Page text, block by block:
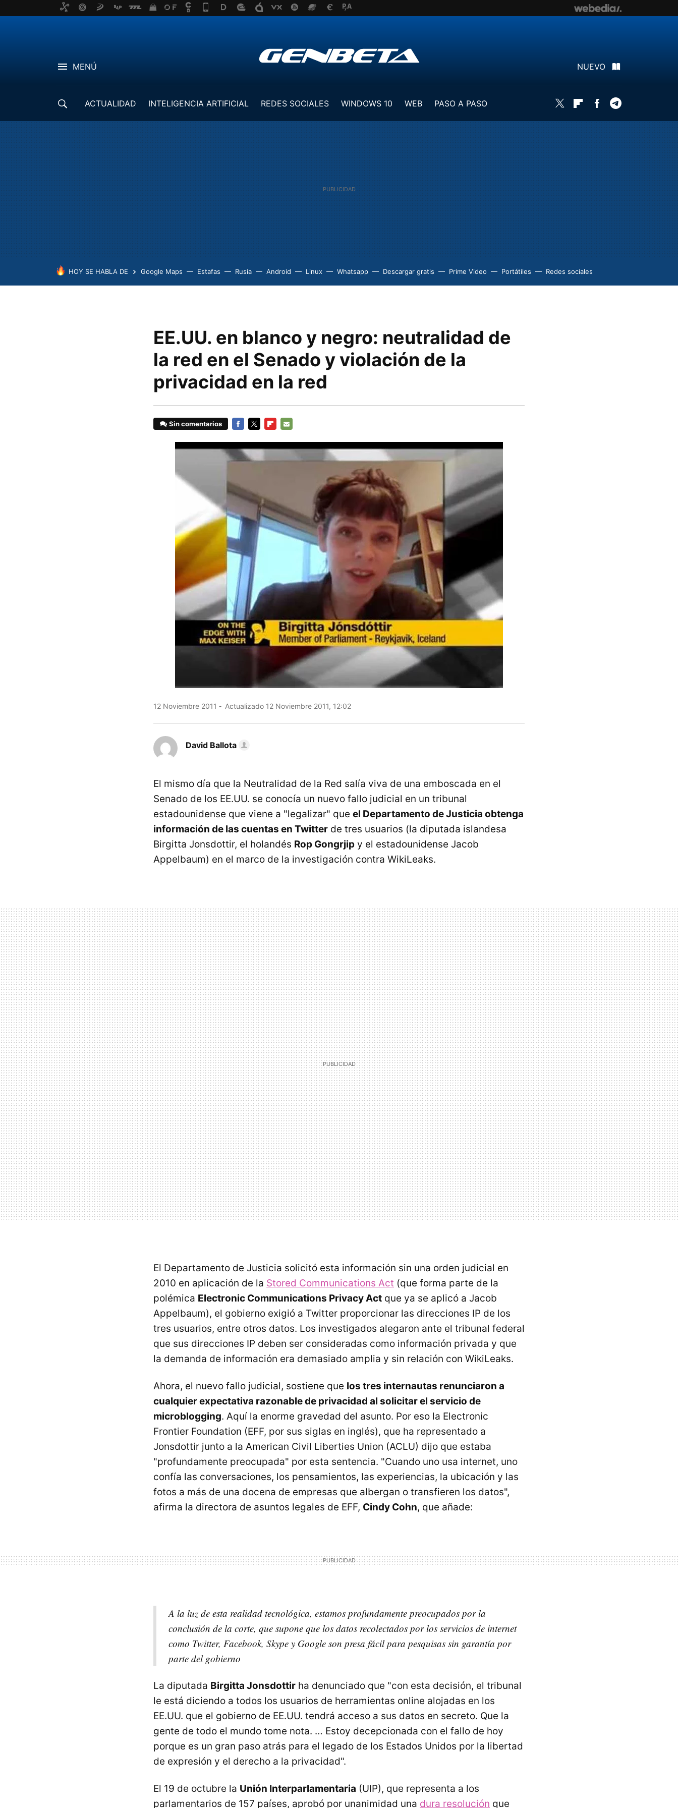
MENÚ NUEVO
ACTUALIDAD INTELIGENCIA ARTIFICIAL REDES SOCIALES WINDOWS 10 WEB
PASO A PASO
Twitter FlipboardFacebook
HOY SE HABLA DE Google Maps Estafas Rusia Android Linux Whatsapp Descargar gratis Prime Video Portátiles Redes sociales
EE.UU. en blanco y negro: neutralidad de
la red en el Senado y violación de la
privacidad en la red
Sin comentarios
MAIL
12 Noviembre 2011 Actualizado 12 Noviembre 2011, 12:02
David Ballota
El mismo día que la Neutralidad de la Red salía viva de una emboscada en el
Senado de los EE.UU. se conocía un nuevo fallo judicial en un tribunal
estadounidense que viene a "legalizar" que el Departamento de Justicia obtenga
información de las cuentas en Twitter de tres usuarios (la diputada islandesa
Birgitta Jonsdottir, el holandés Rop Gongrjip y el estadounidense Jacob
Appelbaum) en el marco de la investigación contra WikiLeaks.
El Departamento de Justicia solicitó esta información sin una orden judicial en
2010 en aplicación de la Stored Communications Act (que forma parte de la
polémica Electronic Communications Privacy Act que ya se aplicó a Jacob
Appelbaum), el gobierno exigió a Twitter proporcionar las direcciones IP de los
tres usuarios, entre otros datos. Los investigados alegaron ante el tribunal federal
que sus direcciones IP deben ser consideradas como información privada y que
la demanda de información era demasiado amplia y sin relación con WikiLeaks.
Ahora, el nuevo fallo judicial, sostiene que los tres internautas renunciaron a
cualquier expectativa razonable de privacidad al solicitar el servicio de
microblogging. Aquí la enorme gravedad del asunto. Por eso la Electronic
Frontier Foundation (EFF, por sus siglas en inglés), que ha representado a
Jonsdottir junto a la American Civil Liberties Union (ACLU) dijo que estaba
"profundamente preocupada" por esta sentencia. "Cuando uno usa internet, uno
confía las conversaciones, los pensamientos, las experiencias, la ubicación y las
fotos a más de una docena de empresas que albergan o transfieren los datos",
afirma la directora de asuntos legales de EFF, Cindy Cohn, que añade:
A la luz de esta realidad tecnológica, estamos profundamente preocupados por la
conclusión de la corte, que supone que los datos recolectados por los servicios de internet
como Twitter, Facebook, Skype y Google son presa fácil para pesquisas sin garantía por
parte del gobierno
La diputada Birgitta Jonsdottir ha denunciado que "con esta decisión, el tribunal
le está diciendo a todos los usuarios de herramientas online alojadas en los
EE.UU. que el gobierno de EE.UU. tendrá acceso a sus datos en secreto. Que la
gente de todo el mundo tome nota. … Estoy decepcionada con el fallo de hoy
porque es un gran paso atrás para el legado de los Estados Unidos por la libertad
de expresión y el derecho a la privacidad".
El 19 de octubre la Unión Interparlamentaria (UIP), que representa a los
parlamentarios de 157 países, aprobó por unanimidad una dura resolución que